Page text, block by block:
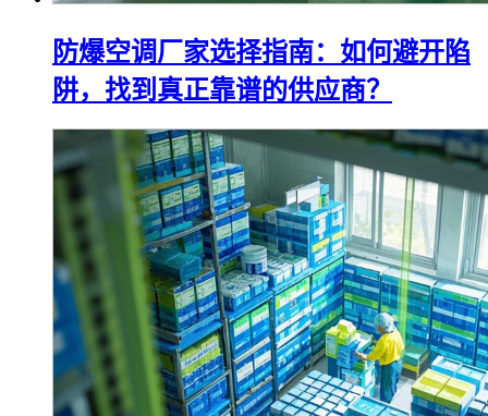
防爆空调厂家选择指南：如何避开陷
阱，找到真正靠谱的供应商？